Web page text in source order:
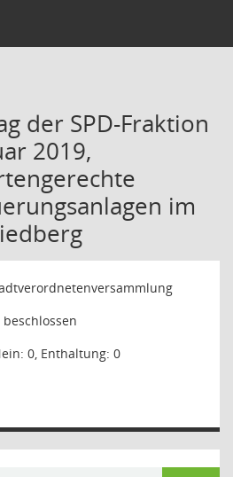
der SPD-Fraktion
2019,
im
0, Enthaltung: 0